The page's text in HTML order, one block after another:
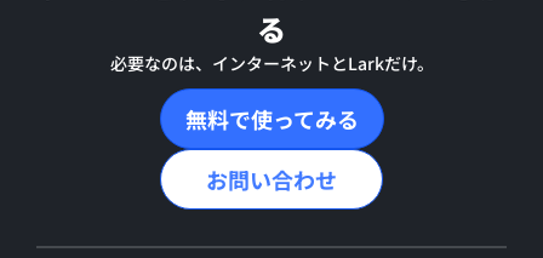
る
必要なのは、インターネットとLarkだけ。
無料で使ってみる
お問い合わせ